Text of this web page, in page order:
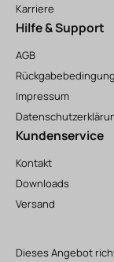
Karriere
Hilfe & Support
AGB
Impressum
Kundenservice
Kontakt
Downloads
Versand
Dieses Angebot